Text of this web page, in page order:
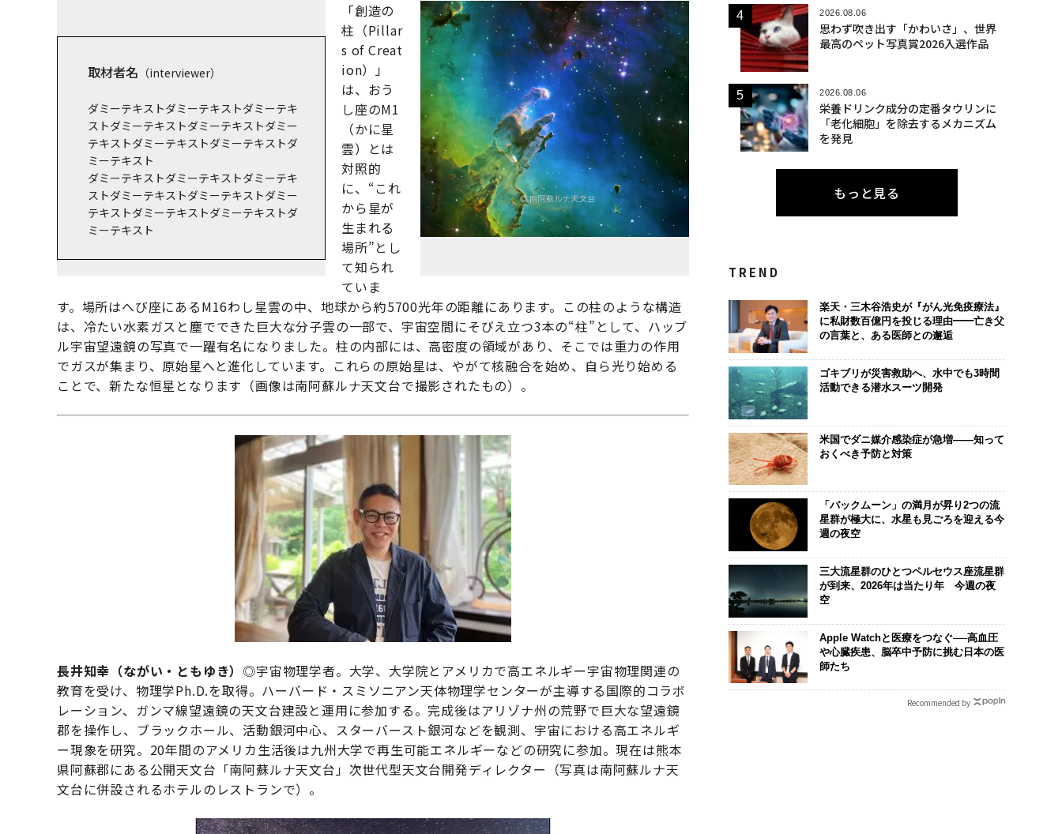
取材者名 （interviewer）
ダミーテキストダミーテキストダミーテキ
ストダミーテキストダミーテキストダミー
テキストダミーテキストダミーテキストダ
ミーテキスト
ダミーテキストダミーテキストダミーテキ
ストダミーテキストダミーテキストダミー
テキストダミーテキストダミーテキストダ
ミーテキスト
「創造の
柱（Pillar
s of Creat
ion）」
は、おう
し座のM1
（かに星
雲）とは
対照的
に、“これ
から星が
生まれる
場所”とし
て知られ
ていま
す。場所はへび座にあるM16わし星雲の中、地球から約5700光年の距離にあります。この柱のような構造
は、冷たい水素ガスと塵でできた巨大な分子雲の一部で、宇宙空間にそびえ立つ3本の“柱”として、ハッブ
ル宇宙望遠鏡の写真で一躍有名になりました。柱の内部には、高密度の領域があり、そこでは重力の作用
でガスが集まり、原始星へと進化しています。これらの原始星は、やがて核融合を始め、自ら光り始める
ことで、新たな恒星となります（画像は南阿蘇ルナ天文台で撮影されたもの）。
長井知幸（ながい・ともゆき） ◎宇宙物理学者。大学、大学院とアメリカで高エネルギー宇宙物理関連の
教育を受け、物理学Ph.D.を取得。ハーバード・スミソニアン天体物理学センターが主導する国際的コラボ
レーション、ガンマ線望遠鏡の天文台建設と運用に参加する。完成後はアリゾナ州の荒野で巨大な望遠鏡
郡を操作し、ブラックホール、活動銀河中心、スターバースト銀河などを観測、宇宙における高エネルギ
ー現象を研究。20年間のアメリカ生活後は九州大学で再生可能エネルギーなどの研究に参加。現在は熊本
県阿蘇郡にある公開天文台「南阿蘇ルナ天文台」次世代型天文台開発ディレクター（写真は南阿蘇ルナ天
文台に併設されるホテルのレストランで）。
2026.08.06
思わず吹き出す「かわいさ」、世界
最高のペット写真賞2026入選作品
2026.08.06
栄養ドリンク成分の定番タウリンに
「老化細胞」を除去するメカニズム
を発見
もっと見る
TREND
楽天・三木谷浩史が『がん光免疫療法』
に私財数百億円を投じる理由━━亡き父
の言葉と、ある医師との邂逅
ゴキブリが災害救助へ、水中でも3時間
活動できる潜水スーツ開発
米国でダニ媒介感染症が急増——知って
おくべき予防と対策
「バックムーン」の満月が昇り2つの流
星群が極大に、水星も見ごろを迎える今
週の夜空
三大流星群のひとつペルセウス座流星群
が到来、2026年は当たり年 今週の夜
空
Apple Watchと医療をつなぐ──高血圧
や心臓疾患、脳卒中予防に挑む日本の医
師たち
Recommended by